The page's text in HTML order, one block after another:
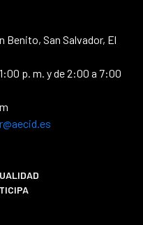
Benito, San Salvador, El
p. m. y de 2:00 a 7:00